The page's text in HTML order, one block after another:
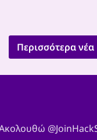
Περισσότερα νέα